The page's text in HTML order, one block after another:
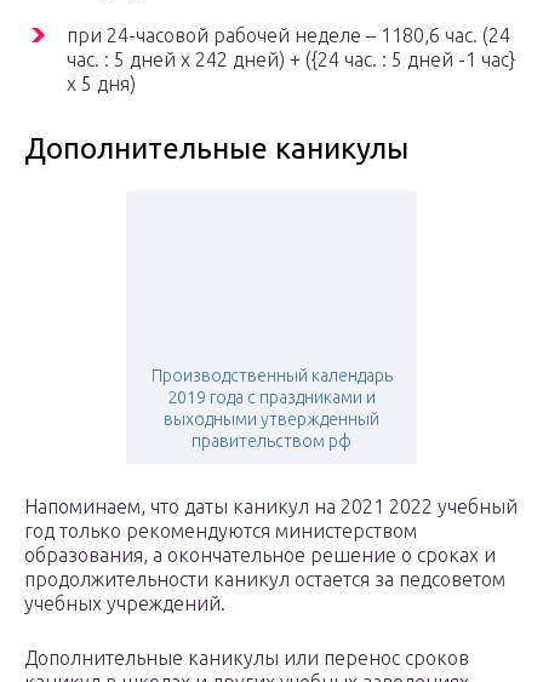
при 24-часовой рабочей неделе – 1180,6 час. (24
час. : 5 дней x 242 дней) + ({24 час. : 5 дней -1 час}
х 5 дня)
Дополнительные каникулы
Производственный календарь
2019 года с праздниками и
выходными утвержденный
правительством рф
Напоминаем, что даты каникул на 2021 2022 учебный
год только рекомендуются министерством
образования, а окончательное решение о сроках и
продолжительности каникул остается за педсоветом
учебных учреждений.
Дополнительные каникулы или перенос сроков